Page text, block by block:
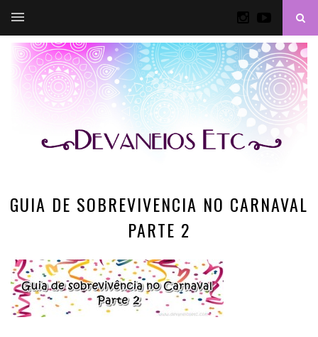
GUIA DE SOBREVIVENCIA NO CARNAVAL
PARTE 2